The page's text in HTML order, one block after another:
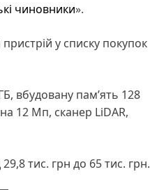
чиновники».
у списку покупок
вбудовану пам’ять 128
12 Мп, сканер LiDAR,
тис. грн до 65 тис. грн.